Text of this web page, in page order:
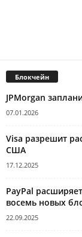
Блокчейн
JPMorgan
07.01.2026
Visa разрешит
США
17.12.2025
PayPal
восемь новых
22.09.2025